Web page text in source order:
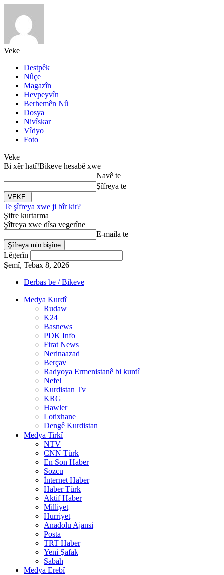
Veke
Destpêk
Nûçe
Magazîn
Hevpeyvîn
Berhemên Nû
Dosya
Nivîskar
Vîdyo
Foto
Veke
Bi xêr hatî!Bikeve hesabê xwe
Navê te
Şîfreya te
Te şîfreya xwe ji bîr kir?
Şifre kurtarma
Şîfreya xwe dîsa vegerîne
E-maila te
Lêgerîn
Şemî, Tebax 8, 2026
Derbas be / Bikeve
Medya Kurdî
Rudaw
K24
Basnews
PDK Info
Firat News
Nerinaazad
Berçav
Radyoya Ermenistanê bi kurdî
Nefel
Kurdistan Tv
KRG
Hawler
Lotixhane
Dengê Kurdistan
Medya Tirkî
NTV
CNN Türk
En Son Haber
Sozcu
İnternet Haber
Haber Türk
Aktif Haber
Milliyet
Hurriyet
Anadolu Ajansi
Posta
TRT Haber
Yeni Şafak
Sabah
Medya Erebî